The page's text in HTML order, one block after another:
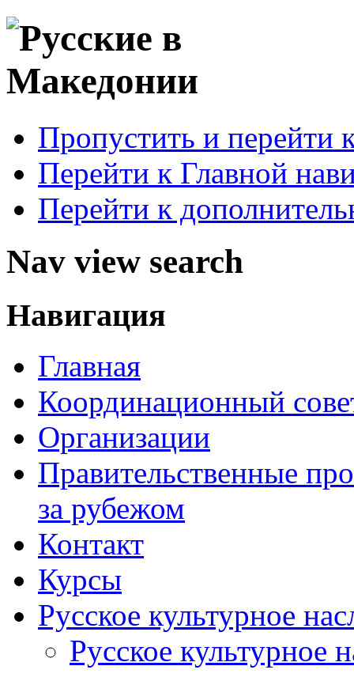
Пропустить и перейти
Перейти к Главной
Перейти к
Nav view search
Навигация
Главная
Координационный
Организации
Правительственные
за рубежом
Контакт
Курсы
Русское культурное
Русское культурное